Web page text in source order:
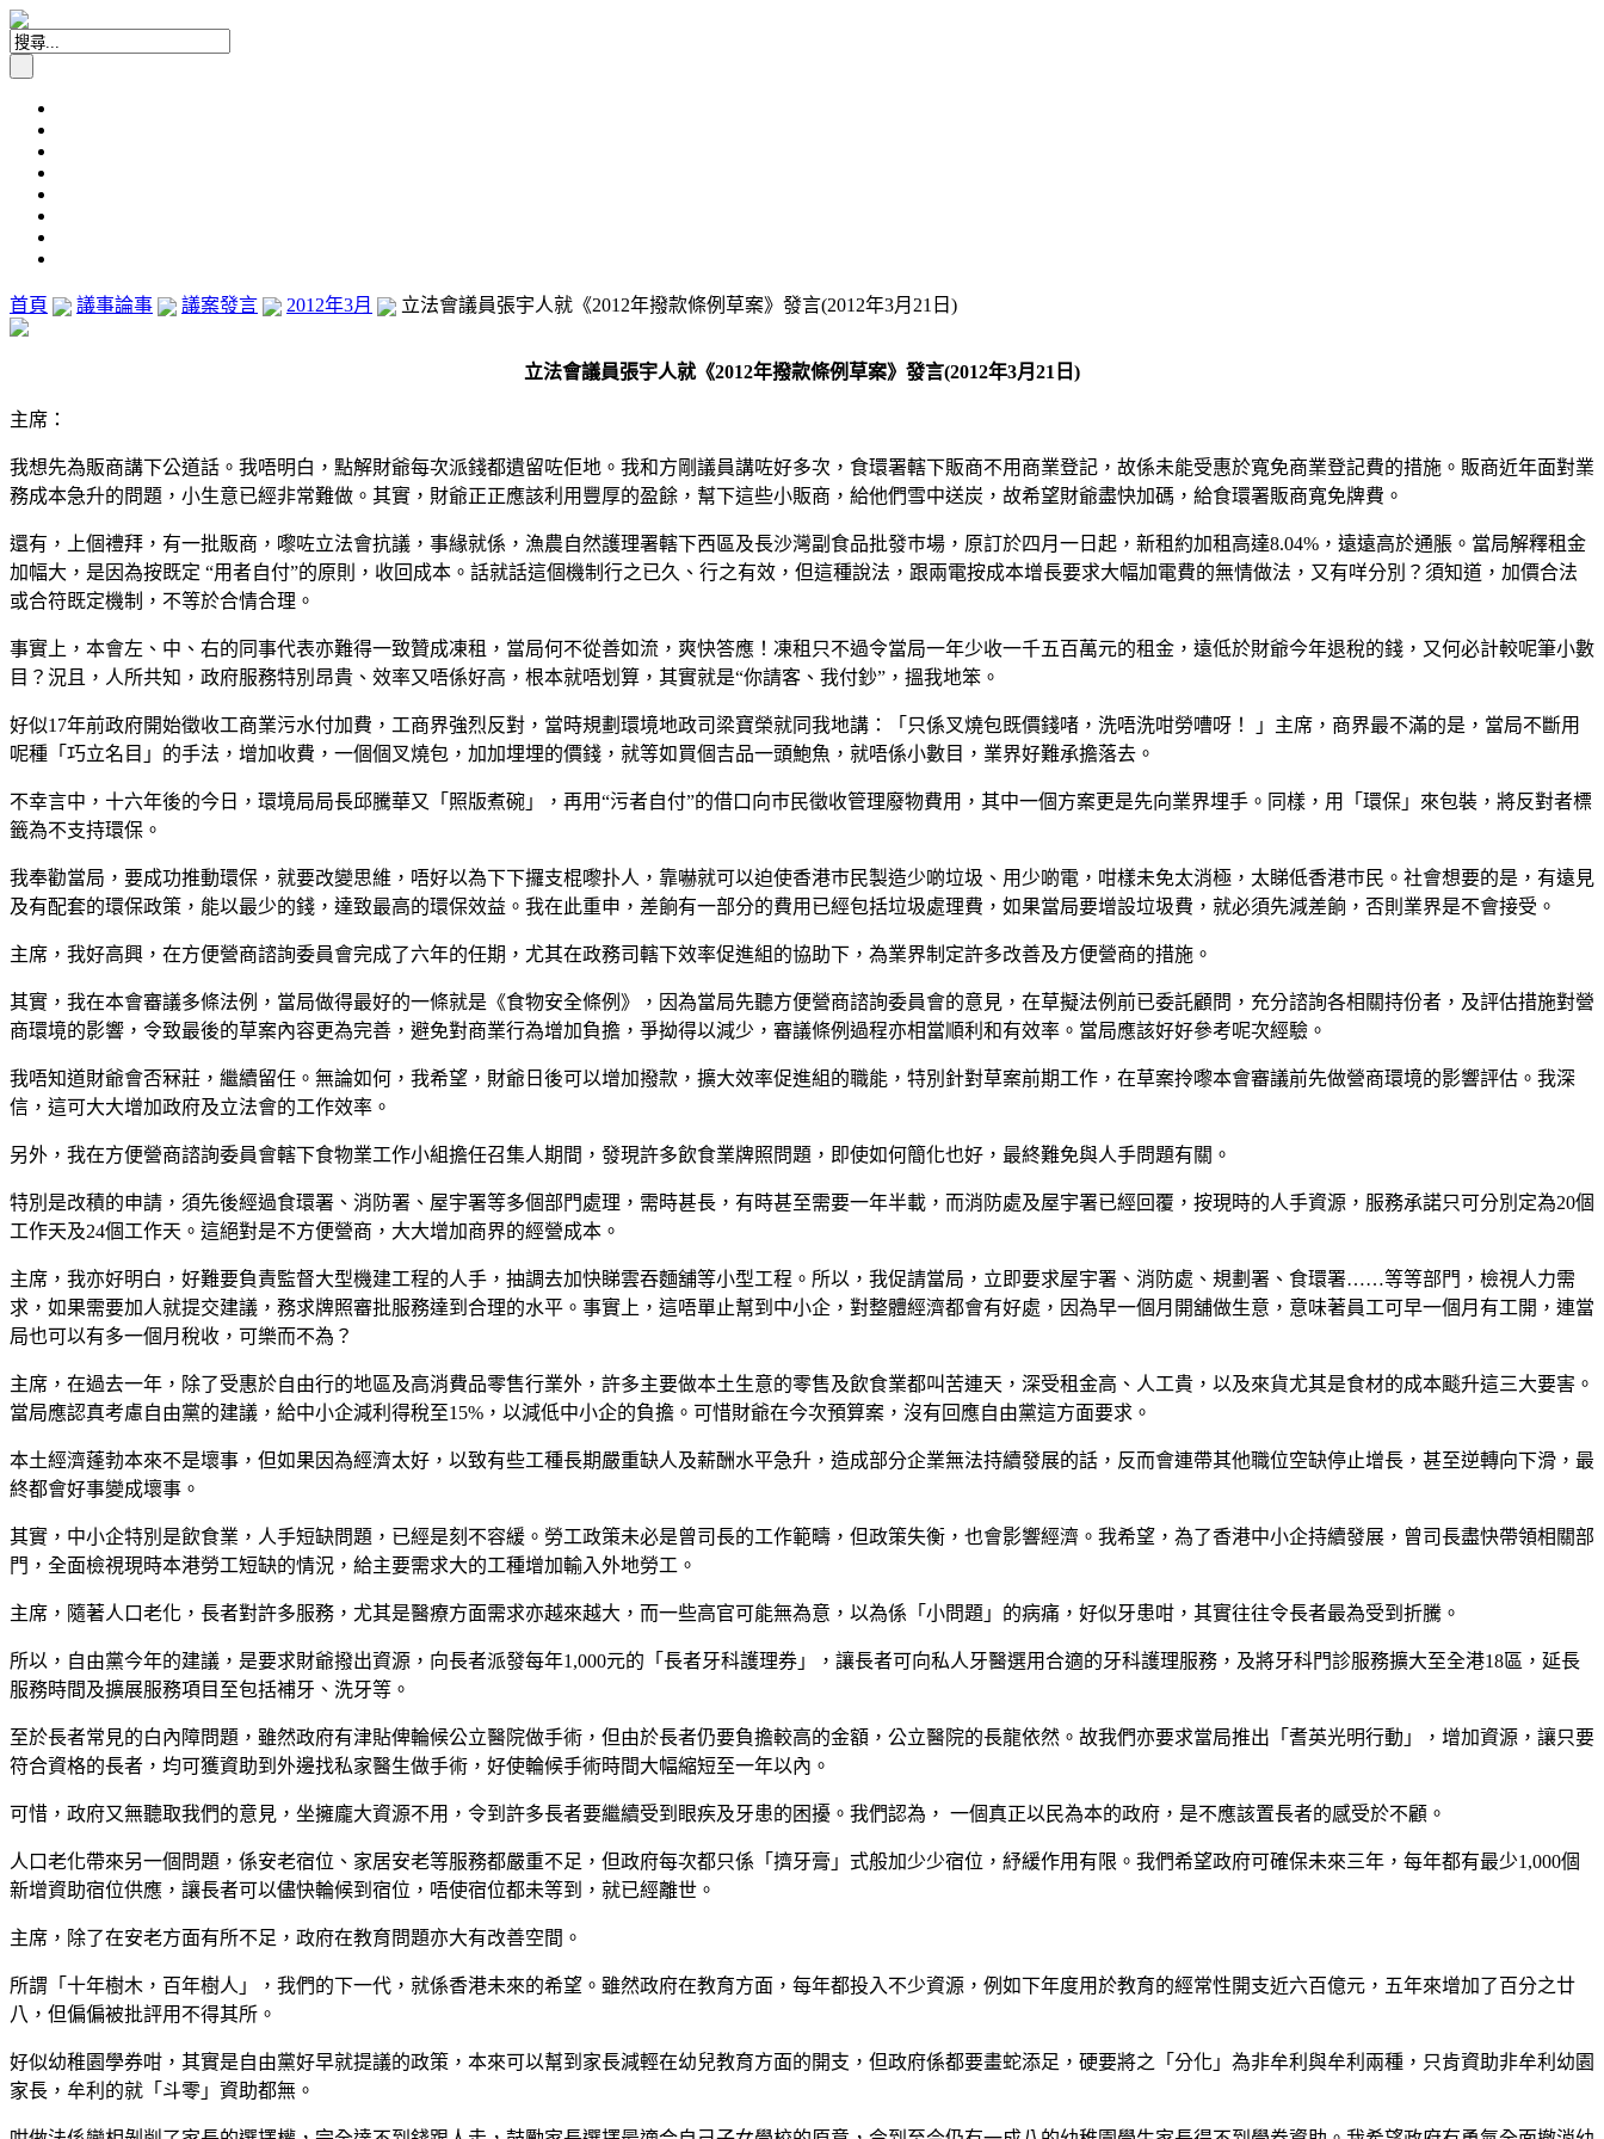
首頁 議事論事 議案發言 2012年3月 立法會議員張宇人就《2012年撥款條例草案》發言(2012年3月21日)
立法會議員張宇人就《2012年撥款條例草案》發言(2012年3月21日)
主席：
我想先為販商講下公道話。我唔明白，點解財爺每次派錢都遺留咗佢地。我和方剛議員講咗好多次，食環署轄下販商不用商業登記，故係未能受惠於寬免商業登記費的措施。販商近年面對業
務成本急升的問題，小生意已經非常難做。其實，財爺正正應該利用豐厚的盈餘，幫下這些小販商，給他們雪中送炭，故希望財爺盡快加碼，給食環署販商寬免牌費。
還有，上個禮拜，有一批販商，嚟咗立法會抗議，事緣就係，漁農自然護理署轄下西區及長沙灣副食品批發巿場，原訂於四月一日起，新租約加租高達8.04%，遠遠高於通脹。當局解釋租金
加幅大，是因為按既定 “用者自付”的原則，收回成本。話就話這個機制行之已久、行之有效，但這種說法，跟兩電按成本增長要求大幅加電費的無情做法，又有咩分別？須知道，加價合法
或合符既定機制，不等於合情合理。
事實上，本會左、中、右的同事代表亦難得一致贊成凍租，當局何不從善如流，爽快答應！凍租只不過令當局一年少收一千五百萬元的租金，遠低於財爺今年退稅的錢，又何必計較呢筆小數
目？況且，人所共知，政府服務特別昂貴、效率又唔係好高，根本就唔划算，其實就是“你請客、我付鈔”，搵我地笨。
好似17年前政府開始徵收工商業污水付加費，工商界強烈反對，當時規劃環境地政司梁寶榮就同我地講：「只係叉燒包既價錢啫，洗唔洗咁勞嘈呀！ 」主席，商界最不滿的是，當局不斷用
呢種「巧立名目」的手法，增加收費，一個個叉燒包，加加埋埋的價錢，就等如買個吉品一頭鮑魚，就唔係小數目，業界好難承擔落去。
不幸言中，十六年後的今日，環境局局長邱騰華又「照版煮碗」，再用“污者自付”的借口向巿民徵收管理廢物費用，其中一個方案更是先向業界埋手。同樣，用「環保」來包裝，將反對者標
籤為不支持環保。
我奉勸當局，要成功推動環保，就要改變思維，唔好以為下下攞支棍嚟扑人，靠嚇就可以迫使香港巿民製造少啲垃圾、用少啲電，咁樣未免太消極，太睇低香港巿民。社會想要的是，有遠見
及有配套的環保政策，能以最少的錢，達致最高的環保效益。我在此重申，差餉有一部分的費用已經包括垃圾處理費，如果當局要增設垃圾費，就必須先減差餉，否則業界是不會接受。
主席，我好高興，在方便營商諮詢委員會完成了六年的任期，尤其在政務司轄下效率促進組的協助下，為業界制定許多改善及方便營商的措施。
其實，我在本會審議多條法例，當局做得最好的一條就是《食物安全條例》，因為當局先聽方便營商諮詢委員會的意見，在草擬法例前已委託顧問，充分諮詢各相關持份者，及評估措施對營
商環境的影響，令致最後的草案內容更為完善，避免對商業行為增加負擔，爭拗得以減少，審議條例過程亦相當順利和有效率。當局應該好好參考呢次經驗。
我唔知道財爺會否冧莊，繼續留任。無論如何，我希望，財爺日後可以增加撥款，擴大效率促進組的職能，特別針對草案前期工作，在草案拎嚟本會審議前先做營商環境的影響評估。我深
信，這可大大增加政府及立法會的工作效率。
另外，我在方便營商諮詢委員會轄下食物業工作小組擔任召集人期間，發現許多飲食業牌照問題，即使如何簡化也好，最終難免與人手問題有關。
特別是改積的申請，須先後經過食環署、消防署、屋宇署等多個部門處理，需時甚長，有時甚至需要一年半載，而消防處及屋宇署已經回覆，按現時的人手資源，服務承諾只可分別定為20個
工作天及24個工作天。這絕對是不方便營商，大大增加商界的經營成本。
主席，我亦好明白，好難要負責監督大型機建工程的人手，抽調去加快睇雲吞麵舖等小型工程。所以，我促請當局，立即要求屋宇署、消防處、規劃署、食環署……等等部門，檢視人力需
求，如果需要加人就提交建議，務求牌照審批服務達到合理的水平。事實上，這唔單止幫到中小企，對整體經濟都會有好處，因為早一個月開舖做生意，意味著員工可早一個月有工開，連當
局也可以有多一個月稅收，可樂而不為？
主席，在過去一年，除了受惠於自由行的地區及高消費品零售行業外，許多主要做本土生意的零售及飲食業都叫苦連天，深受租金高、人工貴，以及來貨尤其是食材的成本颷升這三大要害。
當局應認真考慮自由黨的建議，給中小企減利得稅至15%，以減低中小企的負擔。可惜財爺在今次預算案，沒有回應自由黨這方面要求。
本土經濟蓬勃本來不是壞事，但如果因為經濟太好，以致有些工種長期嚴重缺人及薪酬水平急升，造成部分企業無法持續發展的話，反而會連帶其他職位空缺停止增長，甚至逆轉向下滑，最
終都會好事變成壞事。
其實，中小企特別是飲食業，人手短缺問題，已經是刻不容緩。勞工政策未必是曾司長的工作範疇，但政策失衡，也會影響經濟。我希望，為了香港中小企持續發展，曾司長盡快帶領相關部
門，全面檢視現時本港勞工短缺的情況，給主要需求大的工種增加輸入外地勞工。
主席，隨著人口老化，長者對許多服務，尤其是醫療方面需求亦越來越大，而一些高官可能無為意，以為係「小問題」的病痛，好似牙患咁，其實往往令長者最為受到折騰。
所以，自由黨今年的建議，是要求財爺撥出資源，向長者派發每年1,000元的「長者牙科護理券」，讓長者可向私人牙醫選用合適的牙科護理服務，及將牙科門診服務擴大至全港18區，延長
服務時間及擴展服務項目至包括補牙、洗牙等。
至於長者常見的白內障問題，雖然政府有津貼俾輪候公立醫院做手術，但由於長者仍要負擔較高的金額，公立醫院的長龍依然。故我們亦要求當局推出「耆英光明行動」，增加資源，讓只要
符合資格的長者，均可獲資助到外邊找私家醫生做手術，好使輪候手術時間大幅縮短至一年以內。
可惜，政府又無聽取我們的意見，坐擁龐大資源不用，令到許多長者要繼續受到眼疾及牙患的困擾。我們認為， 一個真正以民為本的政府，是不應該置長者的感受於不顧。
人口老化帶來另一個問題，係安老宿位、家居安老等服務都嚴重不足，但政府每次都只係「擠牙膏」式般加少少宿位，紓緩作用有限。我們希望政府可確保未來三年，每年都有最少1,000個
新增資助宿位供應，讓長者可以儘快輪候到宿位，唔使宿位都未等到，就已經離世。
主席，除了在安老方面有所不足，政府在教育問題亦大有改善空間。
所謂「十年樹木，百年樹人」，我們的下一代，就係香港未來的希望。雖然政府在教育方面，每年都投入不少資源，例如下年度用於教育的經常性開支近六百億元，五年來增加了百分之廿
八，但偏偏被批評用不得其所。
好似幼稚園學券咁，其實是自由黨好早就提議的政策，本來可以幫到家長減輕在幼兒教育方面的開支，但政府係都要畫蛇添足，硬要將之「分化」為非牟利與牟利兩種，只肯資助非牟利幼園
家長，牟利的就「斗零」資助都無。